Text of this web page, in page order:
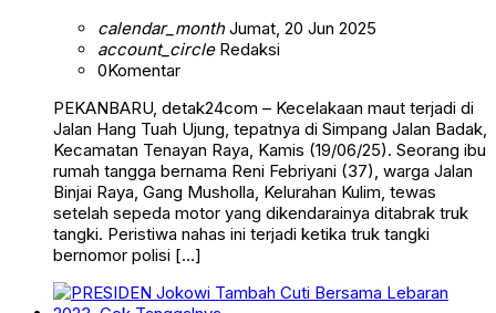
calendar_monthJumat, 20 Jun 2025
account_circleRedaksi
0Komentar
PEKANBARU, detak24com – Kecelakaan maut terjadi di
Jalan Hang Tuah Ujung, tepatnya di Simpang Jalan Badak,
Kecamatan Tenayan Raya, Kamis (19/06/25). Seorang ibu
rumah tangga bernama Reni Febriyani (37), warga Jalan
Binjai Raya, Gang Musholla, Kelurahan Kulim, tewas
setelah sepeda motor yang dikendarainya ditabrak truk
tangki. Peristiwa nahas ini terjadi ketika truk tangki
bernomor polisi […]